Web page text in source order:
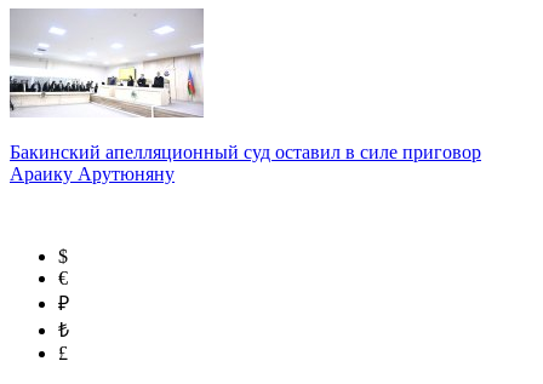
Бакинский апелляционный суд оставил в силе приговор
Араику Арутюняну
$
€
₽
₺
£